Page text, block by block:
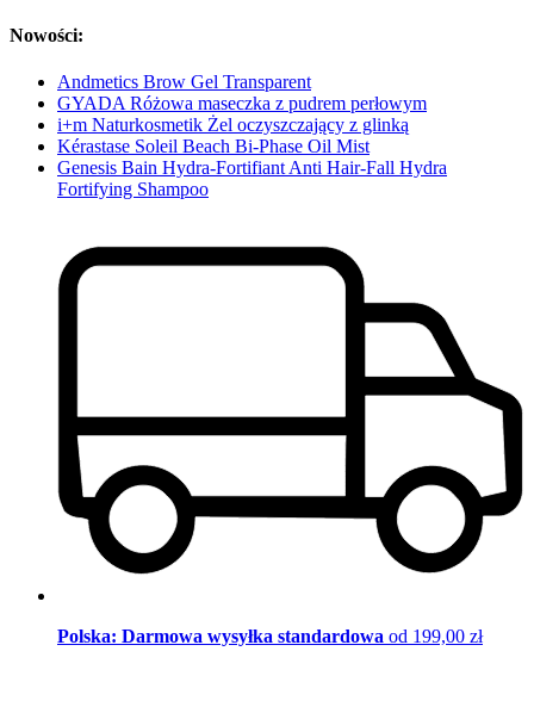
Nowości:
Andmetics Brow Gel Transparent
GYADA Różowa maseczka z pudrem perłowym
i+m Naturkosmetik Żel oczyszczający z glinką
Kérastase Soleil Beach Bi-Phase Oil Mist
Genesis Bain Hydra-Fortifiant Anti Hair-Fall Hydra
Fortifying Shampoo
Polska: Darmowa wysyłka standardowa od 199,00 zł